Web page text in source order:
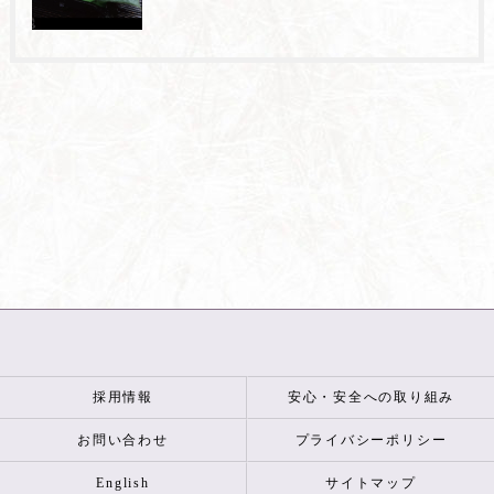
採用情報 安心・安全への取り組み
お問い合わせ プライバシーポリシー
English サイトマップ